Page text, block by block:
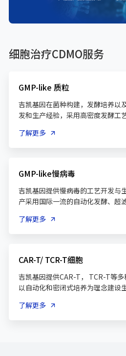
细胞治疗CDMO服务
GMP-like 质粒
吉凯基因在菌种构建，发酵培养以
发和生产经验，采用高密度发酵工
了解更多
GMP-like慢病毒
吉凯基因提供慢病毒的工艺开发与
产采用国际一流的自动化发酵、超
了解更多
CAR-T/ TCR-T细胞
吉凯基因提供CAR-T， TCR-T等多
以自动化和密闭式培养为理念建设
了解更多